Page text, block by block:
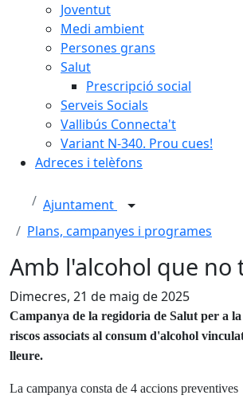
Joventut
Medi ambient
Persones grans
Salut
Prescripció social
Serveis Socials
Vallibús Connecta't
Variant N-340. Prou cues!
Adreces i telèfons
Ajuntament
Plans, campanyes i programes
Amb l'alcohol que no
Dimecres, 21 de maig de 2025
Campanya de la regidoria de Salut per a
riscos associats al consum d'alcohol
lleure.
La campanya consta de 4 accions preventives